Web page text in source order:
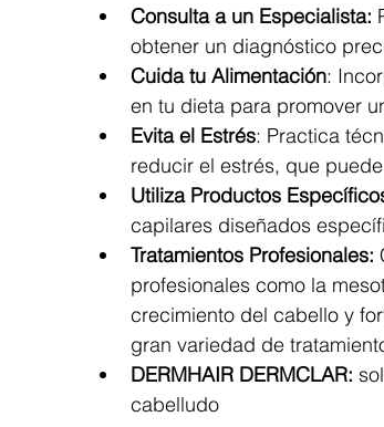
Consulta a un Especialista:
obtener un diagnóstico
Cuida tu Alimentación:
en tu dieta para promover
Evita el Estrés: Practica
reducir el estrés, que
Utiliza Productos
capilares diseñados
Tratamientos Profesionales:
profesionales como la
crecimiento del cabello y
gran variedad de
DERMHAIR DERMCLAR:
cabelludo